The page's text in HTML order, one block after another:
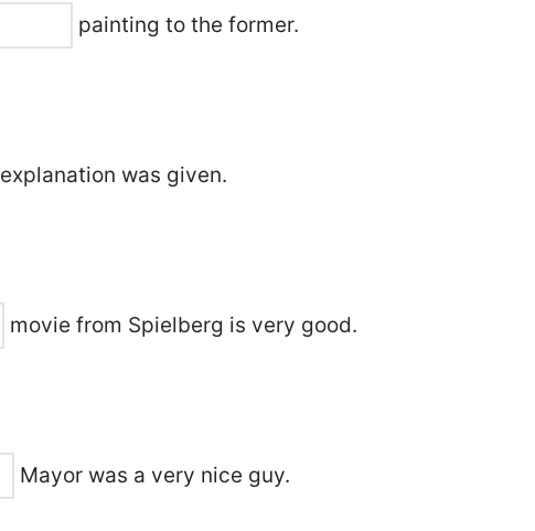
painting to the former.
explanation was given.
movie from Spielberg is very good.
Mayor was a very nice guy.